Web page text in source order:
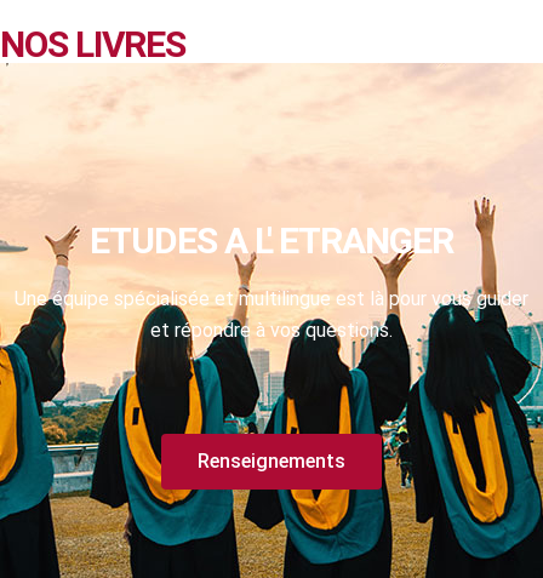
NOS LIVRES
ETUDES A L' ETRANGER
Une équipe spécialisée et multilingue est là pour vous guider
et répondre à vos questions.
Renseignements